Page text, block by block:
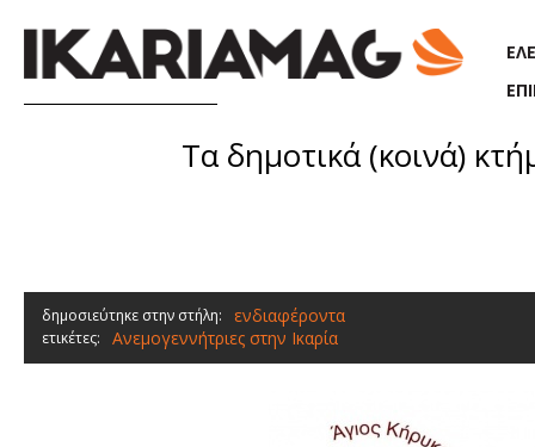
Τα δημοτικά (κοινά)
δημοσιεύτηκε στην στήλη: ενδιαφέροντα
ετικέτες: Ανεμογεννήτριες στην Ικαρία